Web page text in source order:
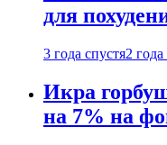
для
3 года спустя2 года
Икра
на 7% на